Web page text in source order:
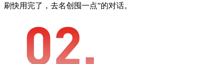
刷快用完了，去名创囤一点”的对话。